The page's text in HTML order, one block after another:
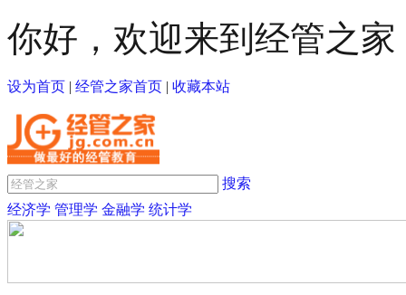
你好，欢迎来到经管之家
设为首页 | 经管之家首页 | 收藏本站
搜索
经济学 管理学 金融学 统计学